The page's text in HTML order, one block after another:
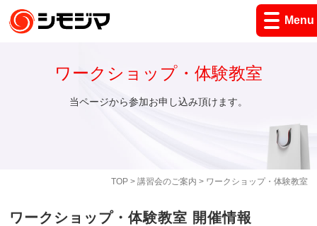
Menu
TOP> 講習会のご案内 > ワークショップ・体験教室
ワークショップ・体験教室
当ページから参加お申し込み頂けます。
ワークショップ・体験教室 開催情報